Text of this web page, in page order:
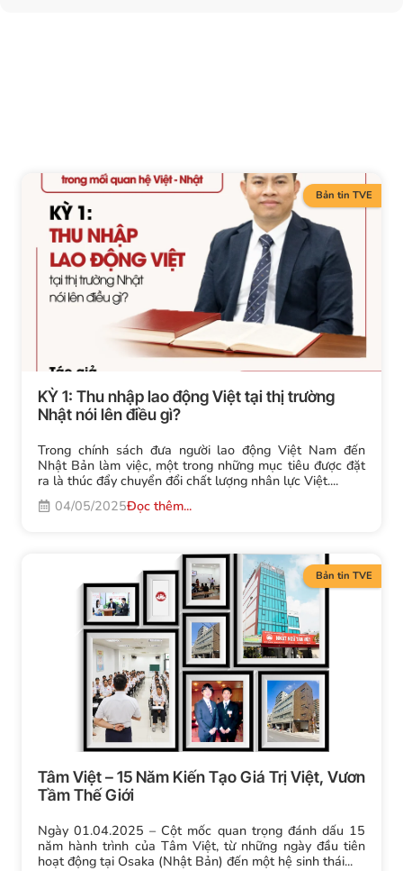
Bản tin TVE
KỲ 1: Thu nhập lao động Việt tại thị trường
Nhật nói lên điều gì?
Trong chính sách đưa người lao động Việt Nam đến
Nhật Bản làm việc, một trong những mục tiêu được đặt
ra là thúc đẩy chuyển đổi chất lượng nhân lực Việt....
04/05/2025Đọc thêm...
Bản tin TVE
Tâm Việt – 15 Năm Kiến Tạo Giá Trị Việt, Vươn
Tầm Thế Giới
Ngày 01.04.2025 – Cột mốc quan trọng đánh dấu 15
năm hành trình của Tâm Việt, từ những ngày đầu tiên
hoạt động tại Osaka (Nhật Bản) đến một hệ sinh thái...